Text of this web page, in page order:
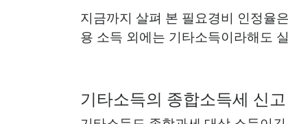
지금까지 살펴 본 필요경비 인정율
용 소득 외에는 기타소득이라해도
기타소득의 종합소득세 신고